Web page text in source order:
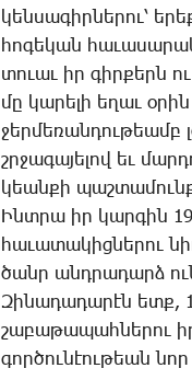
կեն­սա­գիր­նե­րու՝
հո­գե­կան
տո­ւաւ իր գիր­քերն
մը կա­րե­լի ե­ղաւ
ջեր­մե­ռան­դու­թեամբ
շրջա­գա­յե­լով եւ
կեան­քի
Ինտ­րա իր կար­գին
հա­ւա­տա­կից­նե­րու
ծանր անդ­րա­դարձ
­Զի­նա­դա­դա­րէն ետք,
շա­բա­թա­պահ­նե­րու
գոր­ծու­նէու­թեան